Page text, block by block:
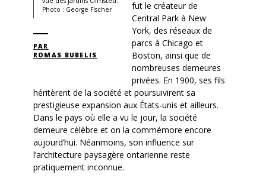
Photo : George Fischer
PAR
ROMAS BUBELIS
fut le créateur de
Central Park à New
York, des réseaux de
parcs à Chicago et
Boston, ainsi que de
nombreuses demeures
privées. En 1900, ses fils
héritèrent de la société et poursuivirent sa
prestigieuse expansion aux États-unis et ailleurs.
Dans le pays où elle a vu le jour, la société
demeure célèbre et on la commémore encore
aujourd’hui. Néanmoins, son influence sur
l’architecture paysagère ontarienne reste
pratiquement inconnue.